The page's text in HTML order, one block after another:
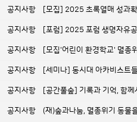
공지사항 [모집] 2025 초록열매 성과
공지사항 [포럼] 2025 포럼 생명자유공
공지사항 [모집'어린이 환경학교' 멸종
공지사항 [세미나] 동시대 아카비스트
공지사항 [공간풀숲] 기록과 기억, 함
공지사항 (재)숲과나눔, 멸종위기 동물